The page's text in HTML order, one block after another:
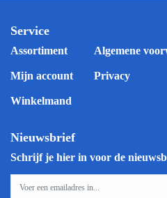
Service
Assortiment
Mijn account
Winkelmand
Algemene
Privacy
Nieuwsbrief
Schrijf je hier in voor de